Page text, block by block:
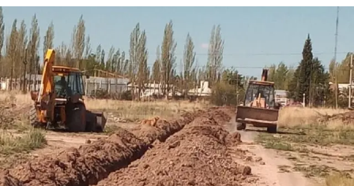
Compras y licitaciones
Consulta de expedientes
Consulta de pago a proveedores
Convocatorias
Intranet
Login